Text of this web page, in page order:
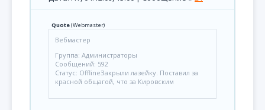
Quote(Webmaster)
Вебмастер
Группа: Администраторы
Сообщений: 592
Статус: OfflineЗакрыли лазейку. Поставил за
красной общагой, что за Кировским